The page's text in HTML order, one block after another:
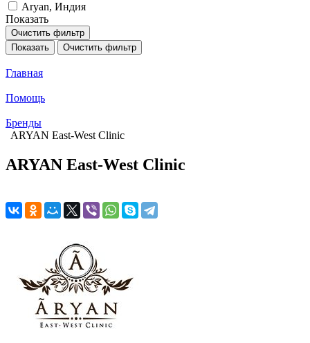
Aryan, Индия
Показать
Очистить фильтр
Показать
Очистить фильтр
Главная
Помощь
Бренды
ARYAN East-West Clinic
ARYAN East-West Clinic